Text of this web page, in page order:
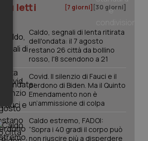
I più letti [7 giorni] [30 giorni]
Caldo, segnali di lenta ritirata
dell'ondata: il 7 agosto
restano 26 città da bollino
rosso, l'8 scendono a 21
Covid. Il silenzio di Fauci e il
perdono di Biden. Ma il Quinto
Emendamento non è
un’ammissione di colpa
Caldo estremo, FADOI:
“Sopra i 40 gradi il corpo può
non riuscire più a disperdere